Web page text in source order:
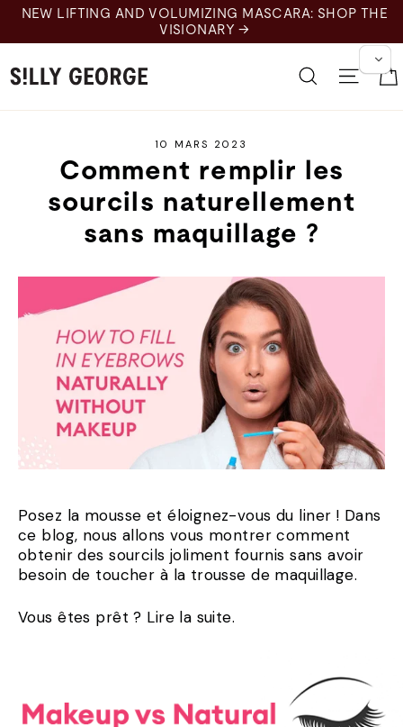
Skip
content
NEW LIFTING AND VOLUMIZING MASCARA: SHOP THE
VISIONARY →
Recherche
10 MARS 2023
Comment remplir les
sourcils naturellement
sans maquillage ?
Posez la mousse et éloignez-vous du liner ! Dans
ce blog, nous allons vous montrer comment
obtenir des sourcils joliment fournis sans avoir
besoin de toucher à la trousse de maquillage.
Vous êtes prêt ? Lire la suite.